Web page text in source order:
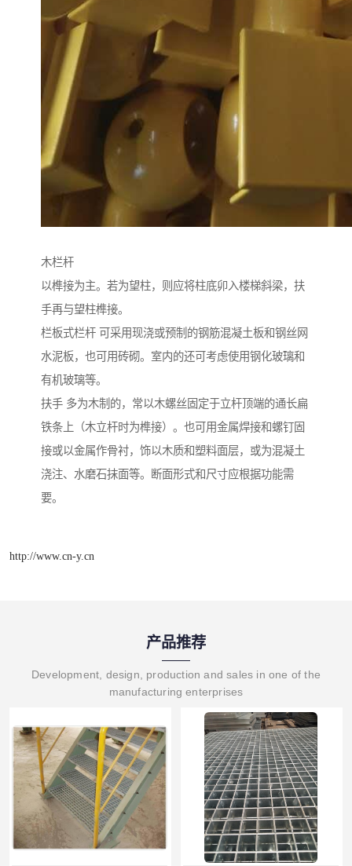
木栏杆
以榫接为主。若为望柱，则应将柱底卯入楼梯斜梁，扶
手再与望柱榫接。
栏板式栏杆 可采用现浇或预制的钢筋混凝土板和钢丝网
水泥板，也可用砖砌。室内的还可考虑使用钢化玻璃和
有机玻璃等。
扶手 多为木制的，常以木螺丝固定于立杆顶端的通长扁
铁条上（木立杆时为榫接）。也可用金属焊接和螺钉固
接或以金属作骨衬，饰以木质和塑料面层，或为混凝土
浇注、水磨石抹面等。断面形式和尺寸应根据功能需
要。
http://www.cn-y.cn
产品推荐
Development, design, production and sales in one of the
manufacturing enterprises